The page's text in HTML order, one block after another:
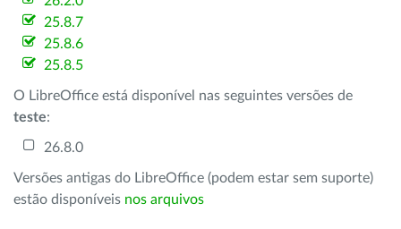
25.8.7
25.8.6
25.8.5
O LibreOffice está disponível nas seguintes versões de
teste:
26.8.0
Versões antigas do LibreOffice (podem estar sem suporte)
estão disponíveis nos arquivos